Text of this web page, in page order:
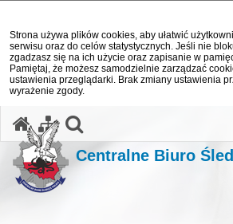
Strona używa plików cookies, aby ułatwić
serwisu oraz do celów statystycznych. Jeśli nie
zgadzasz się na ich użycie oraz zapisanie w
Pamiętaj, że możesz samodzielnie zarządzać
ustawienia przeglądarki. Brak zmiany ustawienia
wyrażenie zgody.
Centralne Biuro